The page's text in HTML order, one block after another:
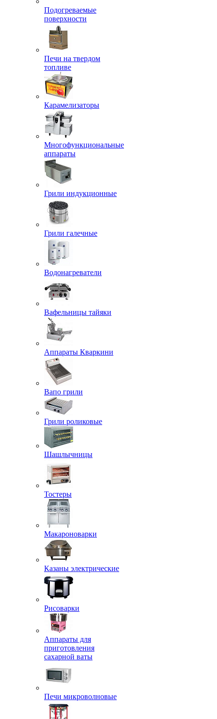
Подогреваемые
поверхности
Печи на твердом
топливе
Карамелизаторы
Многофункциональные
аппараты
Грили индукционные
Грили галечные
Водонагреватели
Вафельницы тайяки
Аппараты Кваркини
Вапо грили
Грили роликовые
Шашлычницы
Тостеры
Макароноварки
Казаны электрические
Рисоварки
Аппараты для
приготовления
сахарной ваты
Печи микроволновые